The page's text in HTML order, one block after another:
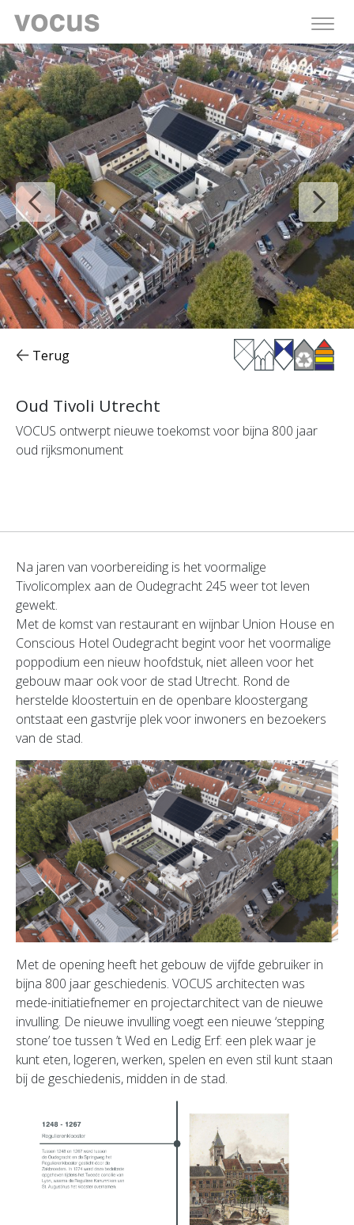
Oud Tivoli Utrecht
VOCUS ontwerpt nieuwe toekomst voor bijna 800 jaar
oud rijksmonument
Terug
Na jaren van voorbereiding is het voormalige
Tivolicomplex aan de Oudegracht 245 weer tot leven
gewekt.
Met de komst van restaurant en wijnbar Union House en
Conscious Hotel Oudegracht begint voor het voormalige
poppodium een nieuw hoofdstuk, niet alleen voor het
gebouw maar ook voor de stad Utrecht. Rond de
herstelde kloostertuin en de openbare kloostergang
ontstaat een gastvrije plek voor inwoners en bezoekers
van de stad.
Met de opening heeft het gebouw de vijfde gebruiker in
bijna 800 jaar geschiedenis. VOCUS architecten was
mede-initiatiefnemer en projectarchitect van de nieuwe
invulling. De nieuwe invulling voegt een nieuwe ‘stepping
stone’ toe tussen ’t Wed en Ledig Erf: een plek waar je
kunt eten, logeren, werken, spelen en even stil kunt staan
bij de geschiedenis, midden in de stad.